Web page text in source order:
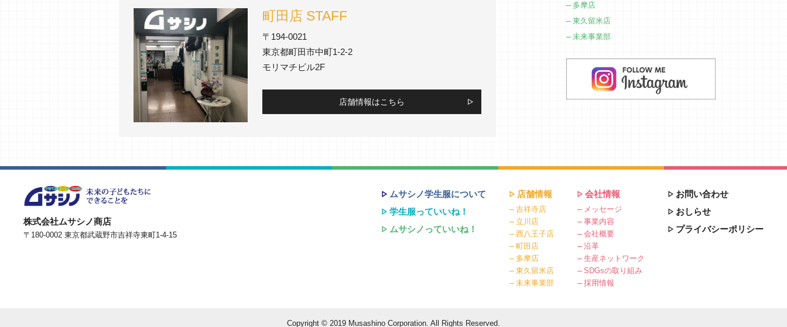
町田店 STAFF
〒194-0021
東京都町田市中町1-2-2
モリマチビル2F
店舗情報はこちら
多摩店
東久留米店
未来事業部
株式会社ムサシノ商店
〒180-0002 東京都武蔵野市吉祥寺東町1-4-15
ムサシノ学生服について
学生服っていいね！
ムサシノっていいね！
店舗情報
吉祥寺店
立川店
西八王子店
町田店
多摩店
東久留米店
未来事業部
会社情報
メッセージ
事業内容
会社概要
沿革
生産ネットワーク
SDGsの取り組み
採用情報
お問い合わせ
おしらせ
プライバシーポリシー
Copyright © 2019 Musashino Corporation. All Rights Reserved.